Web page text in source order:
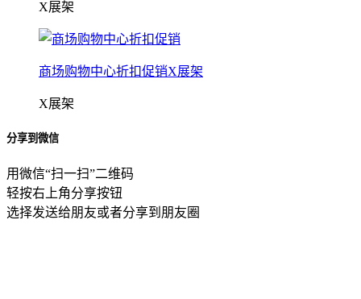
X展架
商场购物中心折扣促销X展架
X展架
分享到微信
用微信“扫一扫”二维码
轻按右上角分享按钮
选择发送给朋友或者分享到朋友圈